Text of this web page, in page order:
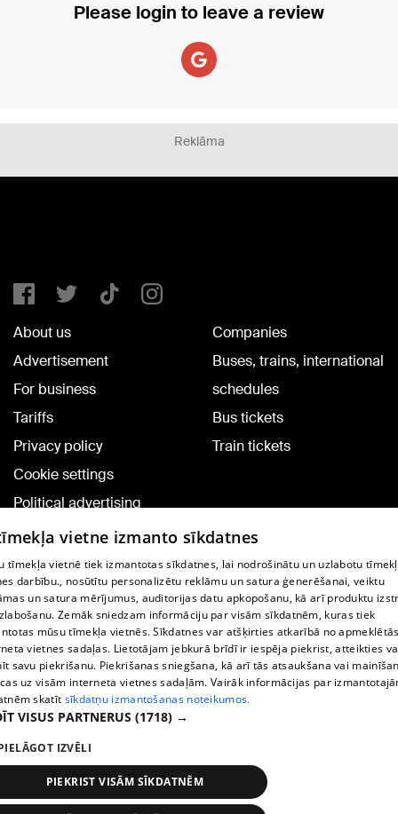
Please login to leave a review
Reklāma
About us
Advertisement
For business
Tariffs
Privacy policy
Cookie settings
Political advertising
Cookie policy
Commenting terms
Companies
Buses, trains, international
schedules
Bus tickets
Train tickets
TV program
Contract rules
360 Ziņu kontakti
Helio Media
Vortal assistance service: e-mail -
All rights reserved.
vietne izmanto sīkdatnes
tīmekļa vietnē tiek izmantotas sīkdatnes, lai nodrošinātu un uzlabotu
darbību., nosūtītu personalizētu reklāmu un satura ģenerēšanai, veiktu
un satura mērījumus, auditorijas datu apkopošanu, kā arī produktu
Zemāk sniedzam informāciju par visām sīkdatnēm, kuras tiek
mūsu tīmekļa vietnēs. Sīkdatnes var atšķirties atkarībā no
vietnes sadaļas. Lietotājam jebkurā brīdī ir iespēja piekrist, atteikties
savu piekrišanu. Piekrišanas sniegšana, kā arī tās atsaukšana vai
uz visām interneta vietnes sadaļām. Vairāk informācijas par
skatīt sīkdatņu izmantošanas noteikumos.
VISUS PARTNERUS (1718) →
IZVĒLI
PIEKRIST VISĀM SĪKDATNĒM